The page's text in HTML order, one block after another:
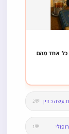
כל אחד מהם
עשה כדין 💬2
💬1